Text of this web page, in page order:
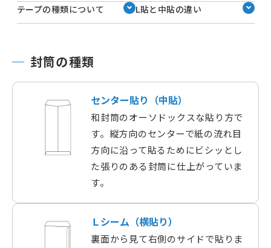
テープの種類について
L貼と中貼の違い
封筒の種類
センター貼り（中貼）
和封筒のオーソドックスな貼り方で
す。縦方向のセンターで紙の流れ目
方向に沿って貼るためにビシッとし
た張りのある封筒に仕上がっていま
す。
Ｌシーム（横貼り）
裏面から見て右側のサイドで貼りま